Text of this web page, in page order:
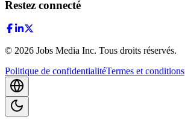
Restez connecté
© 2026 Jobs Media Inc. Tous droits réservés.
Politique de confidentialitéTermes et conditions